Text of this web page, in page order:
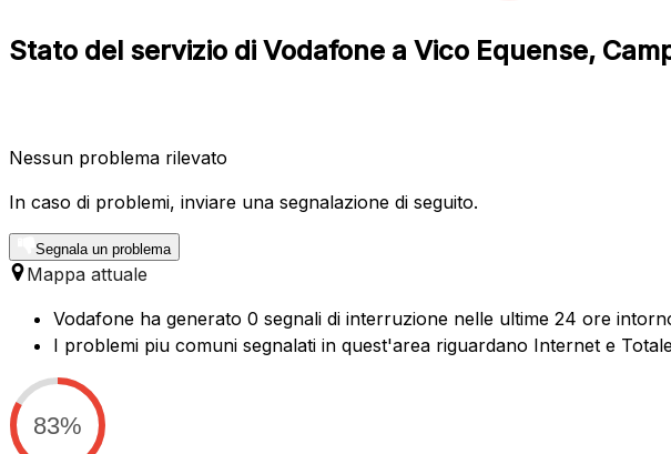
Stato del servizio di Vodafone a Vico Equense,
Nessun problema rilevato
In caso di problemi, inviare una segnalazione di seguito.
Segnala un problema
Mappa attuale
Vodafone ha generato 0 segnali di interruzione nelle ultime 24 ore
I problemi piu comuni segnalati in quest'area riguardano Internet e
83%